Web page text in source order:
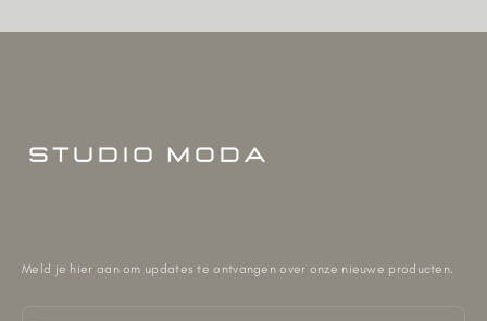
Meld je hier aan om updates te ontvangen over onze nieuwe producten.